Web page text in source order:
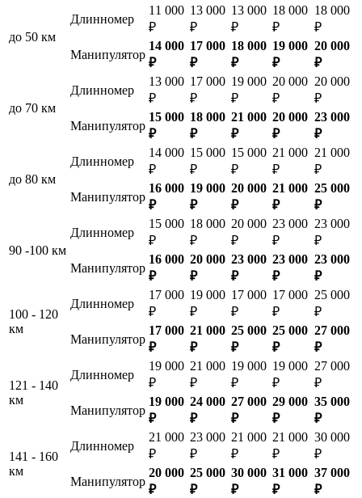
до 50 км
Длинномер
11 000
₽
13 000
₽
13 000
₽
18 000
₽
18 000
₽
Манипулятор
14 000
₽
17 000
₽
18 000
₽
19 000
₽
20 000
₽
до 70 км
Длинномер
13 000
₽
17 000
₽
19 000
₽
20 000
₽
20 000
₽
Манипулятор
15 000
₽
18 000
₽
21 000
₽
20 000
₽
23 000
₽
до 80 км
Длинномер
14 000
₽
15 000
₽
15 000
₽
21 000
₽
21 000
₽
Манипулятор
16 000
₽
19 000
₽
20 000
₽
21 000
₽
25 000
₽
90 -100 км
Длинномер
15 000
₽
18 000
₽
20 000
₽
23 000
₽
23 000
₽
Манипулятор
16 000
₽
20 000
₽
23 000
₽
23 000
₽
23 000
₽
100 - 120
км
Длинномер
17 000
₽
19 000
₽
17 000
₽
17 000
₽
25 000
₽
Манипулятор
17 000
₽
21 000
₽
25 000
₽
25 000
₽
27 000
₽
121 - 140
км
Длинномер
19 000
₽
21 000
₽
19 000
₽
19 000
₽
27 000
₽
Манипулятор
19 000
₽
24 000
₽
27 000
₽
29 000
₽
35 000
₽
141 - 160
км
Длинномер
21 000
₽
23 000
₽
21 000
₽
21 000
₽
30 000
₽
Манипулятор
20 000
₽
25 000
₽
30 000
₽
31 000
₽
37 000
₽